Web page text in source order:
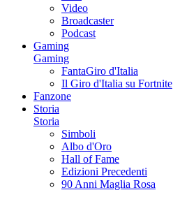
Video
Broadcaster
Podcast
Gaming
Gaming
FantaGiro d'Italia
Il Giro d'Italia su Fortnite
Fanzone
Storia
Storia
Simboli
Albo d'Oro
Hall of Fame
Edizioni Precedenti
90 Anni Maglia Rosa